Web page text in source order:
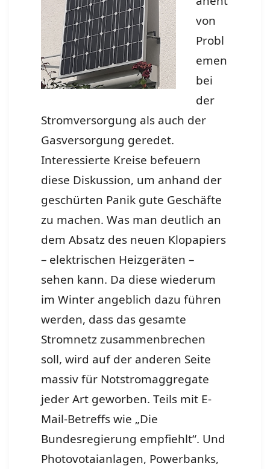
von
Probl
emen
bei
der
Stromversorgung als auch der
Gasversorgung geredet.
Interessierte Kreise befeuern
diese Diskussion, um anhand der
geschürten Panik gute Geschäfte
zu machen. Was man deutlich an
dem Absatz des neuen Klopapiers
– elektrischen Heizgeräten –
sehen kann. Da diese wiederum
im Winter angeblich dazu führen
werden, dass das gesamte
Stromnetz zusammenbrechen
soll, wird auf der anderen Seite
massiv für Notstromaggregate
jeder Art geworben. Teils mit E-
Mail-Betreffs wie „Die
Bundesregierung empfiehlt“. Und
Photovotaianlagen, Powerbanks,